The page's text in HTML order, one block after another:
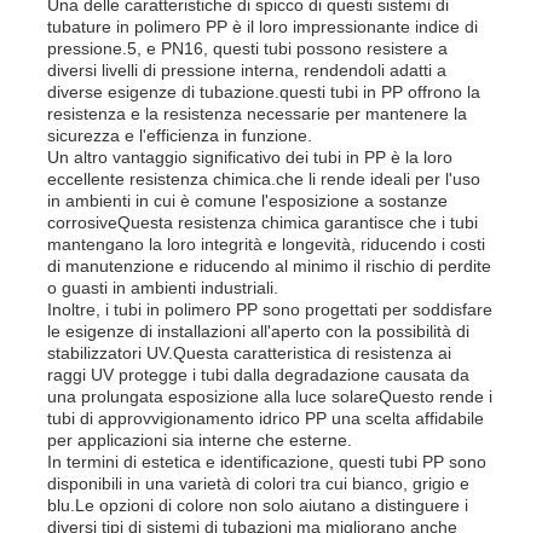
Fatory Tour
Controllo di qualità
Contattaci
notizie
Tutti i casi
Richiedere un preventivo
Bordo di plastica dei pp
Una delle caratteristiche di spicco di questi sistemi di
tubature in polimero PP è il loro impressionante indice di
pressione.5, e PN16, questi tubi possono resistere a
diversi livelli di pressione interna, rendendoli adatti a
diverse esigenze di tubazione.questi tubi in PP offrono la
resistenza e la resistenza necessarie per mantenere la
sicurezza e l'efficienza in funzione.
Un altro vantaggio significativo dei tubi in PP è la loro
eccellente resistenza chimica.che li rende ideali per l'uso
in ambienti in cui è comune l'esposizione a sostanze
corrosiveQuesta resistenza chimica garantisce che i tubi
mantengano la loro integrità e longevità, riducendo i costi
di manutenzione e riducendo al minimo il rischio di perdite
o guasti in ambienti industriali.
Inoltre, i tubi in polimero PP sono progettati per soddisfare
le esigenze di installazioni all'aperto con la possibilità di
stabilizzatori UV.Questa caratteristica di resistenza ai
raggi UV protegge i tubi dalla degradazione causata da
una prolungata esposizione alla luce solareQuesto rende i
tubi di approvvigionamento idrico PP una scelta affidabile
per applicazioni sia interne che esterne.
In termini di estetica e identificazione, questi tubi PP sono
disponibili in una varietà di colori tra cui bianco, grigio e
blu.Le opzioni di colore non solo aiutano a distinguere i
diversi tipi di sistemi di tubazioni ma migliorano anche